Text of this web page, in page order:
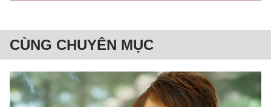
CÙNG CHUYÊN MỤC